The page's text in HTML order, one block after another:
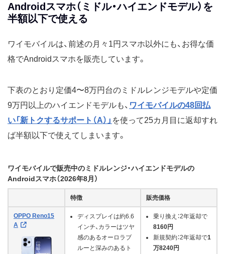
Androidスマホ（ミドル・ハイエンドモデル）を
半額以下で使える
ワイモバイルは、前述の月々1円スマホ以外にも、お得な価
格でAndroidスマホを販売しています。
下表のとおり定価4〜8万円台のミドルレンジモデルや定価
9万円以上のハイエンドモデルも、 ワイモバイルの48回払
い「新トクするサポート（A）」 を使って25カ月目に返却すれ
ば半額以下で使えてしまいます。
ワイモバイルで販売中のミドルレンジ・ハイエンドモデルの
Androidスマホ（2026年8月）
特徴 販売価格
OPPO Reno15
A
ディスプレイは約6.6
インチ、カラーはツヤ
感のあるオーロラブ
ルーと深みのあるト
乗り換え：2年返却で
8160円
新規契約：2年返却で1
万8240円